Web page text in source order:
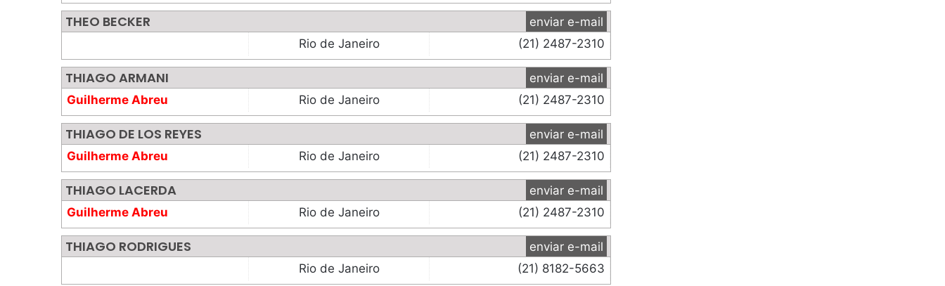
THEO BECKER
enviar e-mail
Rio de Janeiro
(21) 2487-2310
THIAGO ARMANI
enviar e-mail
Guilherme Abreu
Rio de Janeiro (21) 2487-2310
THIAGO DE LOS REYES
enviar e-mail
Guilherme Abreu
Rio de Janeiro (21) 2487-2310
THIAGO LACERDA
enviar e-mail
Guilherme Abreu
Rio de Janeiro (21) 2487-2310
THIAGO RODRIGUES
enviar e-mail
Rio de Janeiro
(21) 8182-5663